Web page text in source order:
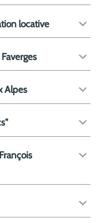
locative
Alpes